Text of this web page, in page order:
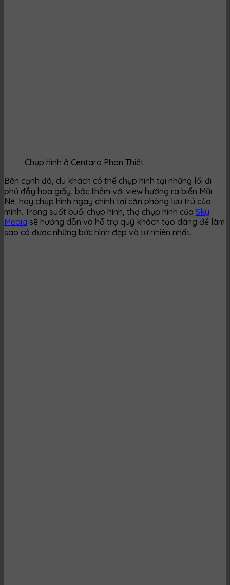
Chụp hình ở Centara Phan Thiết
Bên cạnh đó, du khách có thể chụp hình tại những lối đi
phủ đầy hoa giấy, bậc thềm với view hướng ra biển Mũi
Né, hay chụp hình ngay chính tại căn phòng lưu trú của
mình. Trong suốt buổi chụp hình, thợ chụp hình của Sky
Media sẽ hướng dẫn và hỗ trợ quý khách tạo dáng để làm
sao có được những bức hình đẹp và tự nhiên nhất.